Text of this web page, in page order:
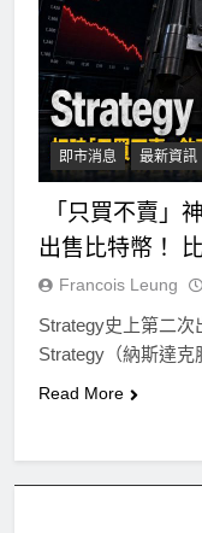
即市消息 最新資訊
「只買不賣」
出售比特幣！
Francois Leung
Strategy史上第二次
Strategy（納斯達
Read More